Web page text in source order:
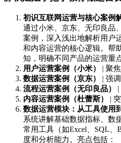
初识互联网运营与核心案例
通过小米、京东、无印良品
案例，深入浅出地解析用户
和内容运营的核心逻辑。帮
知，明确不同产品的运营重
用户运营案例（小米）
| 聚
数据运营案例（京东）
| 强
流程运营案例（无印良品）
内容运营案例（杜蕾斯）
|
数据运营模块：从工具使用
系统讲解基础数据指标、数
常用工具（如Excel、SQL
度和分析能力。亮点包括：